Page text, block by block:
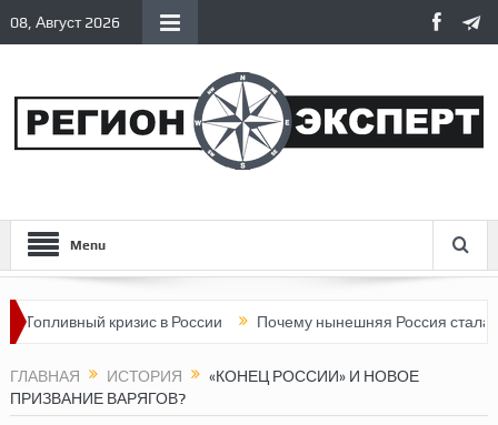
08, Август 2026
Menu
кризис в России Почему нынешняя Россия стала хуже, чем
ГЛАВНАЯ ИСТОРИЯ
«КОНЕЦ РОССИИ» И НОВОЕ
ПРИЗВАНИЕ ВАРЯГОВ?